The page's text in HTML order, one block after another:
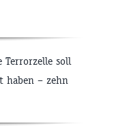
Terrorzelle soll
haben – zehn